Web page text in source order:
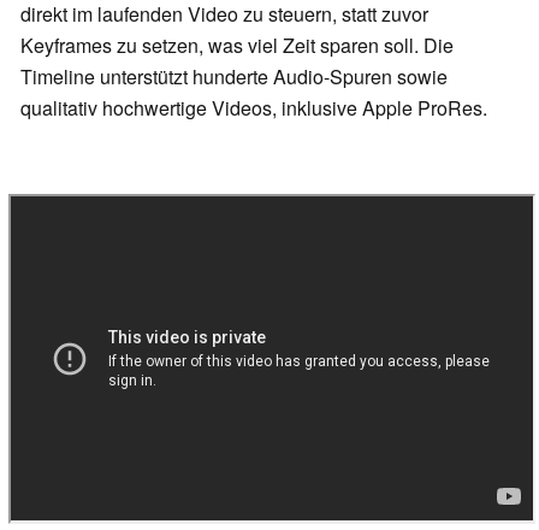
direkt im laufenden Video zu steuern, statt zuvor
Keyframes zu setzen, was viel Zeit sparen soll. Die
Timeline unterstützt hunderte Audio-Spuren sowie
qualitativ hochwertige Videos, inklusive Apple ProRes.